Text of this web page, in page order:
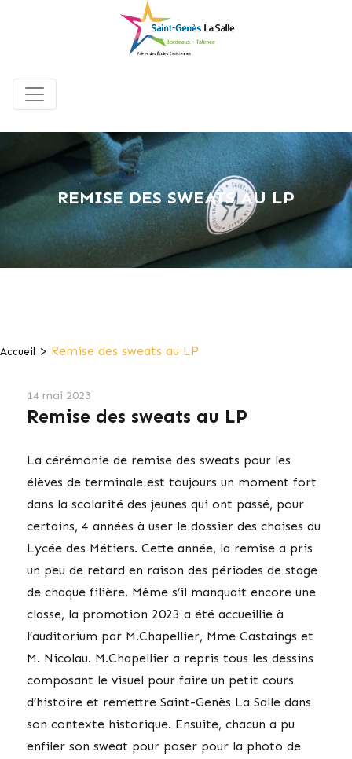
REMISE DES SWEATS AU LP
Accueil > Remise des sweats au LP
14 mai 2023
Remise des sweats au LP
La cérémonie de remise des sweats pour les
élèves de terminale est toujours un moment fort
dans la scolarité des jeunes qui ont passé, pour
certains, 4 années à user le dossier des chaises du
Lycée des Métiers. Cette année, la remise a pris
un peu de retard en raison des périodes de stage
de chaque filière. Même s’il manquait encore une
classe, la promotion 2023 a été accueillie à
l’auditorium par M.Chapellier, Mme Castaings et
M. Nicolau. M.Chapellier a repris tous les dessins
composant le visuel pour faire un petit cours
d’histoire et remettre Saint-Genès La Salle dans
son contexte historique. Ensuite, chacun a pu
enfiler son sweat pour poser pour la photo de